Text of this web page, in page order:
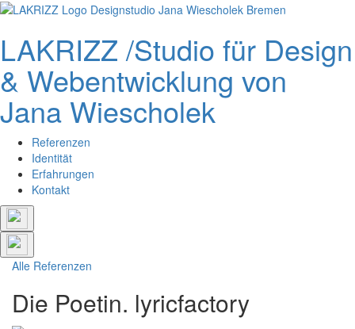
LAKRIZZ /Studio für Design
& Webentwicklung von
Jana Wiescholek
Referenzen
Identität
Erfahrungen
Kontakt
Alle Referenzen
Die Poetin. lyricfactory